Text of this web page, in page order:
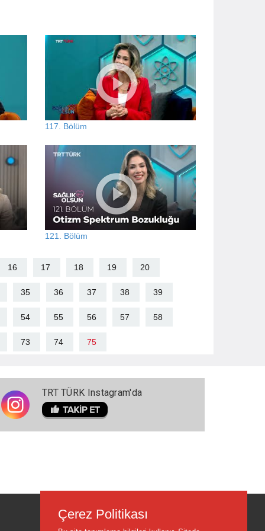
117. Bölüm
121. Bölüm
16 17 18 19 20
35 36 37 38 39
54 55 56 57 58
73 74 75
TRT TÜRK Instagram'da
Çerez Politikası